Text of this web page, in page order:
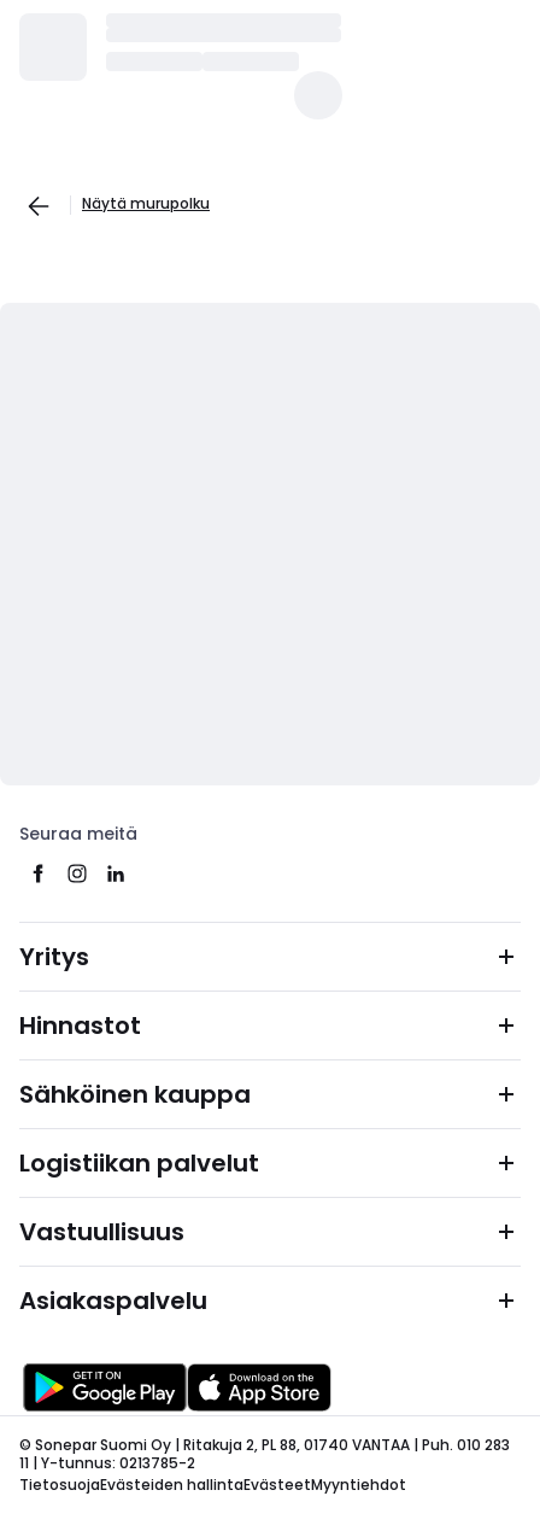
Näytä murupolku
Seuraa meitä
Yritys
Hinnastot
Sähköinen kauppa
Logistiikan palvelut
Vastuullisuus
Asiakaspalvelu
© Sonepar Suomi Oy | Ritakuja 2, PL 88, 01740 VANTAA | Puh. 010 283
11 | Y-tunnus: 0213785-2
TietosuojaEvästeiden hallintaEvästeetMyyntiehdot